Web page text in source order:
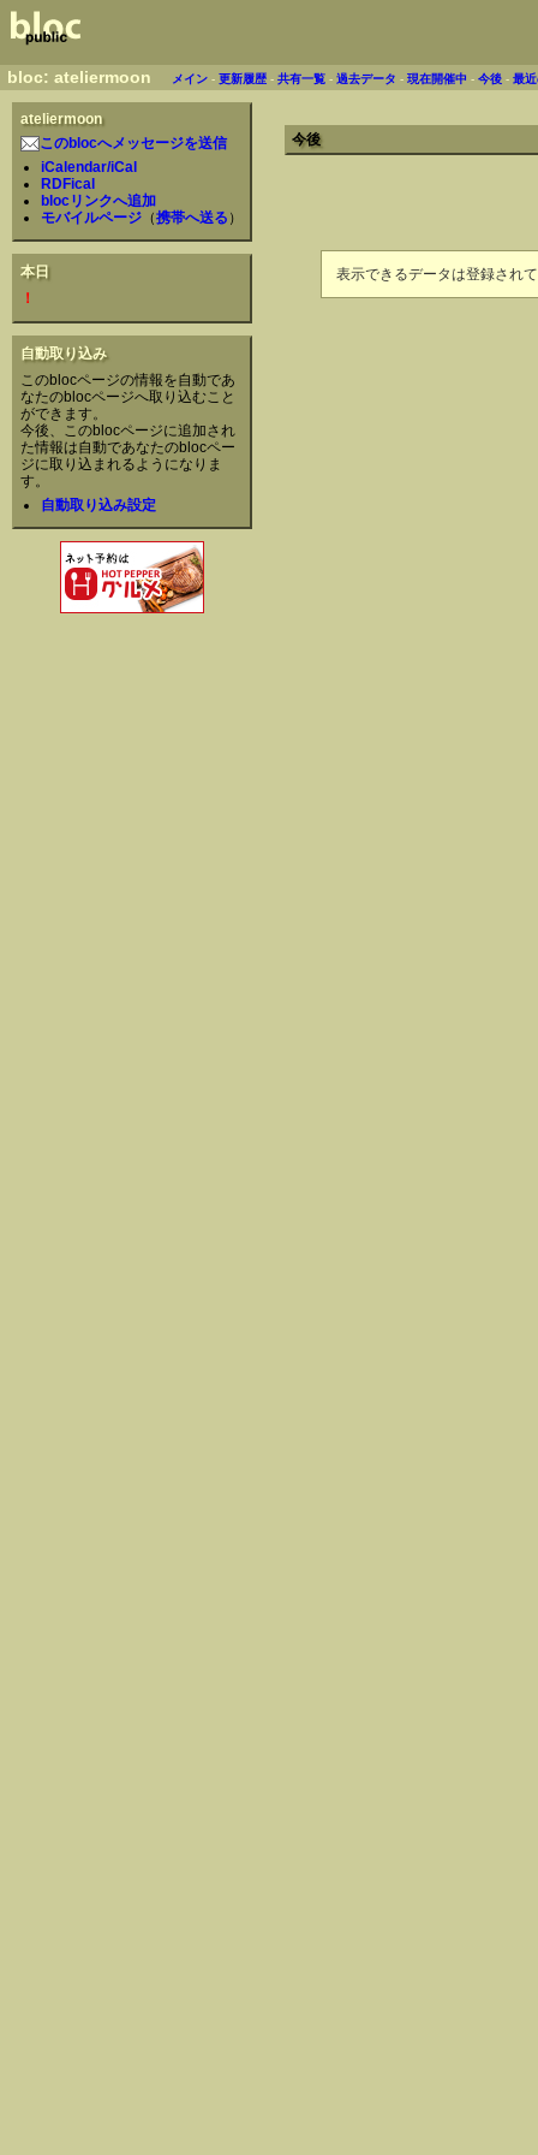
bloc: ateliermoon メイン -更新履歴 -共有一覧 -過去データ -現在開催中 -今後 -最
ateliermoon
このblocへメッセージを送信
iCalendar/iCal
RDFical
blocリンクへ追加
モバイルページ（携帯へ送る ）
本日
！
自動取り込み
このblocページの情報を自動であ
なたのblocページへ取り込むこと
ができます。
今後、このblocページに追加され
た情報は自動であなたのblocペー
ジに取り込まれるようになりま
す。
自動取り込み設定
今後
表示できるデータは登録され